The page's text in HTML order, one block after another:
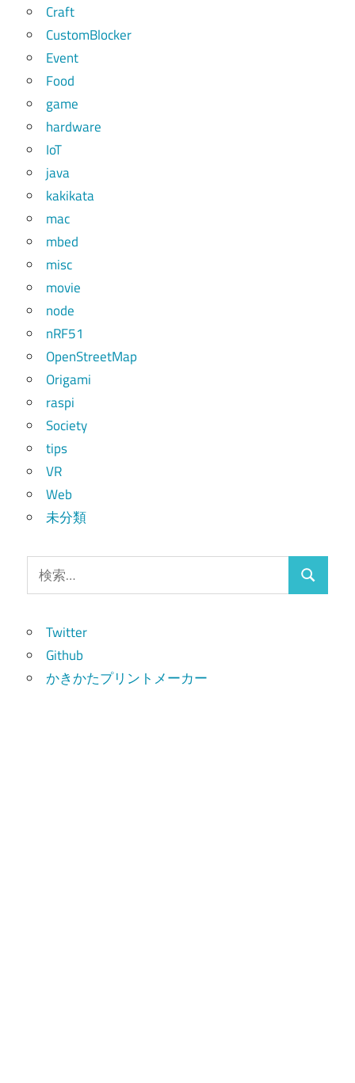
Craft
CustomBlocker
Event
Food
game
hardware
IoT
java
kakikata
mac
mbed
misc
movie
node
nRF51
OpenStreetMap
Origami
raspi
Society
tips
VR
Web
未分類
索:
検
Twitter
Github
かきかたプリントメーカー